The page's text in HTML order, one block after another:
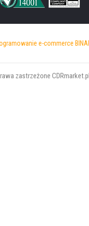
e-commerce
zastrzeżone CDRmarket.pl